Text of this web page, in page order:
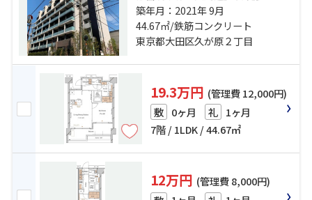
東急池上線「久が原」駅 徒歩18分
東急池上線「池上」駅 徒歩19分
築年月：2021年 9月
44.67㎡/鉄筋コンクリート
東京都大田区久が原２丁目
19.3万円 (管理費 12,000円)
敷 0ヶ月 礼 1ヶ月
7階 / 1LDK / 44.67㎡
12万円 (管理費 8,000円)